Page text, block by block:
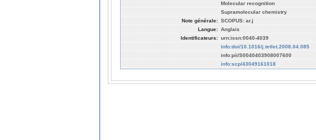
Molecular recognition
Supramolecular chemistry
Note générale: SCOPUS: ar.j
Langue: Anglais
Identificateurs: urn:issn:0040-4039
info:doi/10.1016/j.tetlet.2008.04.085
info:pii/S0040403908007600
info:scp/43049161018